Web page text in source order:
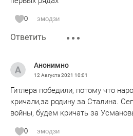
0 эмодзи
Ответить
Анонимно
12 Августа 2021 10:01
Гитлера победили, потому что
кричали,за родину за Сталина.
войны, будем кричать за
0 эмодзи